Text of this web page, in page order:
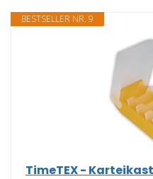
BESTSELLER NR. 9
TimeTEX -